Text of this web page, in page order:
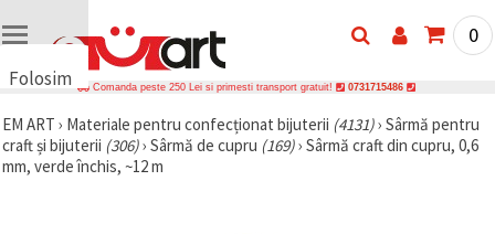
Folosim
uri
🍪 Folosim
cookie-uri
0
Comanda peste 250 Lei si primesti transport gratuit! 0731715486
EM ART › Materiale pentru confecționat bijuterii (4131)› Sârmă pentru
craft și bijuterii (306)› Sârmă de cupru (169)› Sârmă craft din cupru, 0,6
mm, verde închis, ~12 m